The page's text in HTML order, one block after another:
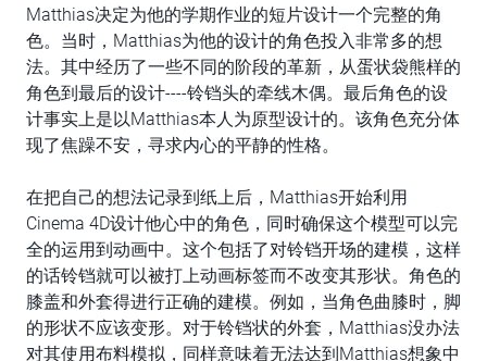
Matthias决定为他的学期作业的短片设计一个完整的角
色。当时，Matthias为他的设计的角色投入非常多的想
法。其中经历了一些不同的阶段的革新，从蛋状袋熊样的
角色到最后的设计----铃铛头的牵线木偶。最后角色的设
计事实上是以Matthias本人为原型设计的。该角色充分体
现了焦躁不安，寻求内心的平静的性格。
在把自己的想法记录到纸上后，Matthias开始利用
Cinema 4D设计他心中的角色，同时确保这个模型可以完
全的运用到动画中。这个包括了对铃铛开场的建模，这样
的话铃铛就可以被打上动画标签而不改变其形状。角色的
膝盖和外套得进行正确的建模。例如，当角色曲膝时，脚
的形状不应该变形。对于铃铛状的外套，Matthias没办法
对其使用布料模拟，同样意味着无法达到Matthias想象中